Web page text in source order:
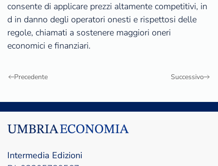
consente di applicare prezzi altamente competitivi, in
d in danno degli operatori onesti e rispettosi delle
regole, chiamati a sostenere maggiori oneri
economici e finanziari.
Precedente Successivo
Intermedia Edizioni